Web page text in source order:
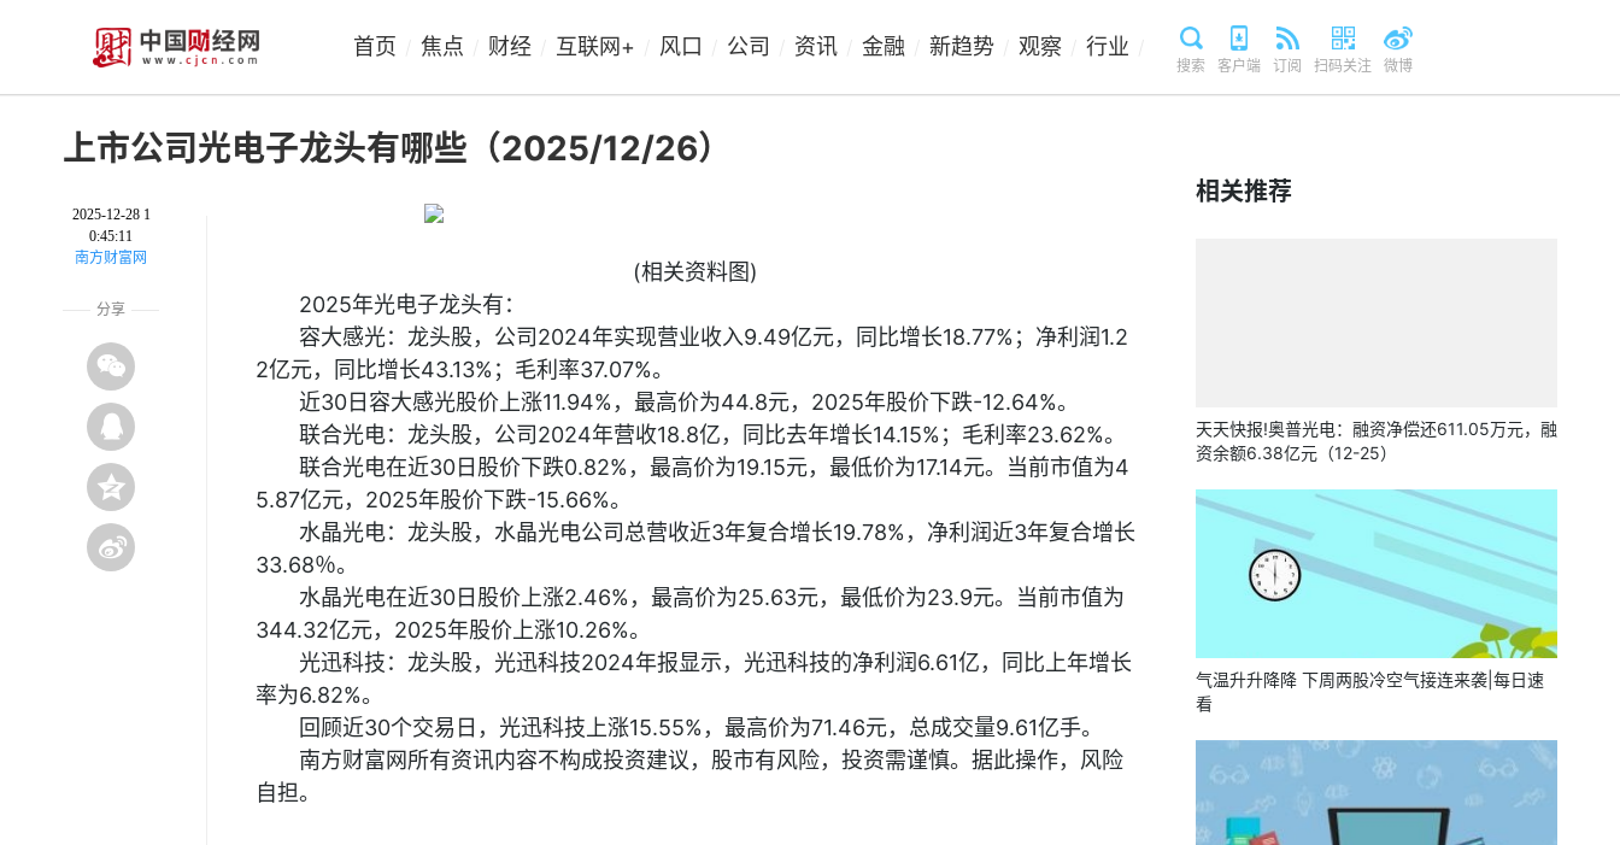
首页 焦点 财经 互联网+ 风口 公司 资讯 金融 新趋势 观察 行业
搜索 客户端 订阅 扫码关注 微博
上市公司光电子龙头有哪些（2025/12/26）
2025-12-28 1
0:45:11
南方财富网
分享
(相关资料图)
2025年光电子龙头有：
容大感光：龙头股，公司2024年实现营业收入9.49亿元，同比增长18.77%；净利润1.2
2亿元，同比增长43.13%；毛利率37.07%。
近30日容大感光股价上涨11.94%，最高价为44.8元，2025年股价下跌-12.64%。
联合光电：龙头股，公司2024年营收18.8亿，同比去年增长14.15%；毛利率23.62%。
联合光电在近30日股价下跌0.82%，最高价为19.15元，最低价为17.14元。当前市值为4
5.87亿元，2025年股价下跌-15.66%。
水晶光电：龙头股，水晶光电公司总营收近3年复合增长19.78%，净利润近3年复合增长
33.68％。
水晶光电在近30日股价上涨2.46%，最高价为25.63元，最低价为23.9元。当前市值为
344.32亿元，2025年股价上涨10.26%。
光迅科技：龙头股，光迅科技2024年报显示，光迅科技的净利润6.61亿，同比上年增长
率为6.82%。
回顾近30个交易日，光迅科技上涨15.55%，最高价为71.46元，总成交量9.61亿手。
南方财富网所有资讯内容不构成投资建议，股市有风险，投资需谨慎。据此操作，风险
自担。
相关推荐
天天快报!奥普光电：融资净偿还611.05万元，融
资余额6.38亿元（12-25）
气温升升降降 下周两股冷空气接连来袭|每日速
看